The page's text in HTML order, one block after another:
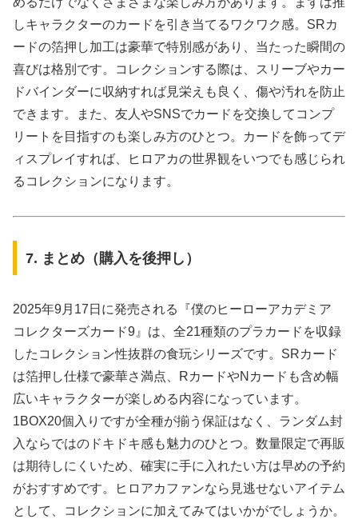
しキャラクターのカードを引き当てるワクワク感。SRカ
ードの箔押し加工は豪華で特別感があり、当たった瞬間の
喜びは格別です。コレクションする際は、スリーブやカー
ドバインダーに収納すれば見栄えも良く、傷や汚れを防止
できます。また、友人やSNSでカードを交換してコンプ
リートを目指すのも楽しみ方のひとつ。カードを飾ってデ
ィスプレイすれば、ヒロアカの世界観をいつでも感じられ
るコレクションになります。
7. まとめ（購入を後押し）
2025年9月17日に発売される『僕のヒーローアカデミア
コレクターズカード9』は、全21種類のプラカードを収録
したコレクション性抜群の食玩シリーズです。SRカード
は箔押し仕様で豪華さ満点、RカードやNカードも含め幅
広いキャラクターが楽しめる内容になっています。
1BOX20個入りですが全種が揃う保証はなく、ランダム封
入ならではのドキドキ感も魅力のひとつ。数量限定で再販
は期待しにくいため、確実に手に入れたい方は早めの予約
がおすすめです。ヒロアカファンなら見逃せないアイテム
として、コレクションに加えてみてはいかがでしょうか。